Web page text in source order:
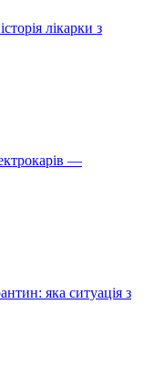
лікарки з
—
яка ситуація з